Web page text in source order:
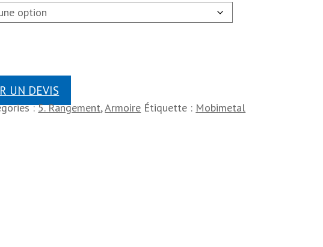
UN DEVIS
:5. Rangement,Armoire Étiquette : Mobimetal